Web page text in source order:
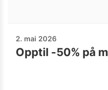
2. mai 2026
Opptil -50% på